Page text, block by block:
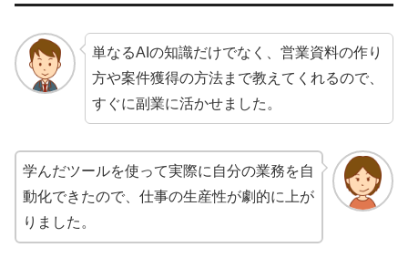
単なるAIの知識だけでなく、営業資料の作り
方や案件獲得の方法まで教えてくれるので、
すぐに副業に活かせました。
学んだツールを使って実際に自分の業務を自
動化できたので、仕事の生産性が劇的に上が
りました。